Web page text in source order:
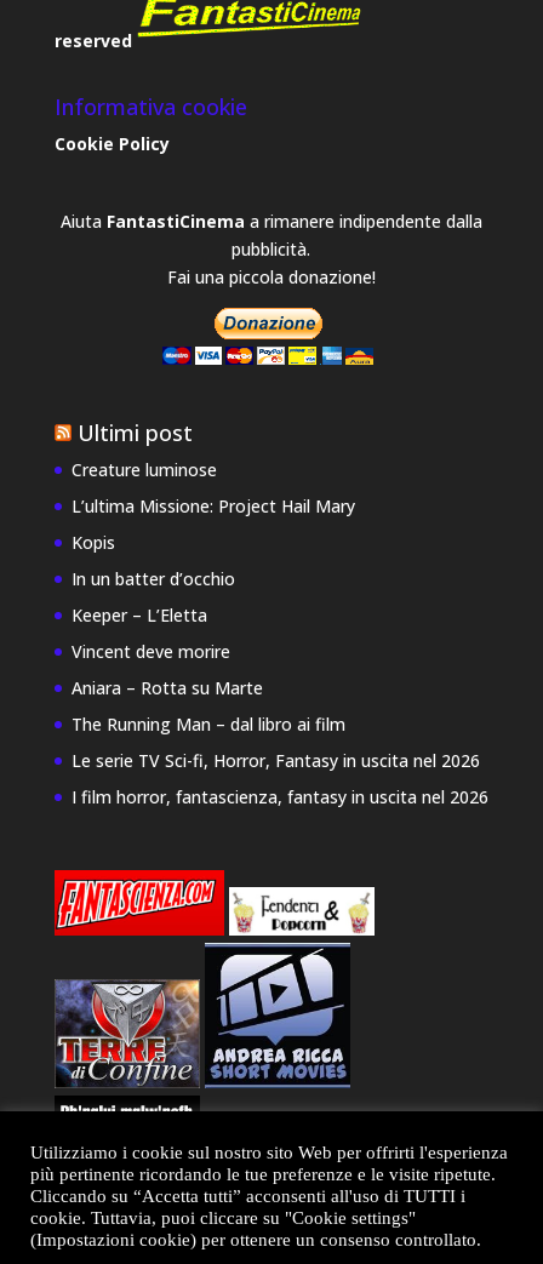
reserved
Informativa cookie
Cookie Policy
Aiuta FantastiCinema a rimanere indipendente dalla
pubblicità.
Fai una piccola donazione!
Ultimi post
Creature luminose
L’ultima Missione: Project Hail Mary
Kopis
In un batter d’occhio
Keeper – L’Eletta
Vincent deve morire
Aniara – Rotta su Marte
The Running Man – dal libro ai film
Le serie TV Sci-fi, Horror, Fantasy in uscita nel 2026
I film horror, fantascienza, fantasy in uscita nel 2026
Utilizziamo i cookie sul nostro sito Web per offrirti l'esperienza
più pertinente ricordando le tue preferenze e le visite ripetute.
Cliccando su “Accetta tutti” acconsenti all'uso di TUTTI i
cookie. Tuttavia, puoi cliccare su "Cookie settings"
(Impostazioni cookie) per ottenere un consenso controllato.